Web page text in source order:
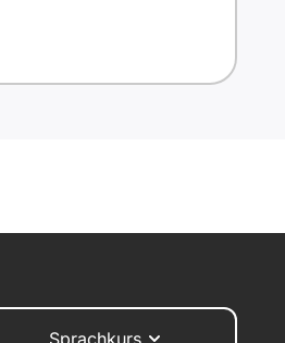
Sprachkurs